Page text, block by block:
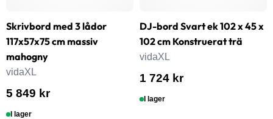
Skrivbord med 3 lådor
117x57x75 cm massiv
mahogny
vidaXL
5 849 kr
I lager
DJ-bord Svart ek 102 x 45 x
102 cm Konstruerat trä
vidaXL
1 724 kr
I lager